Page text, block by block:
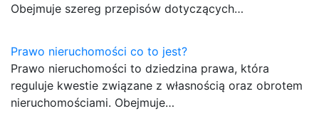
Obejmuje szereg przepisów dotyczących…
Prawo nieruchomości co to jest?
Prawo nieruchomości to dziedzina prawa, która
reguluje kwestie związane z własnością oraz obrotem
nieruchomościami. Obejmuje…